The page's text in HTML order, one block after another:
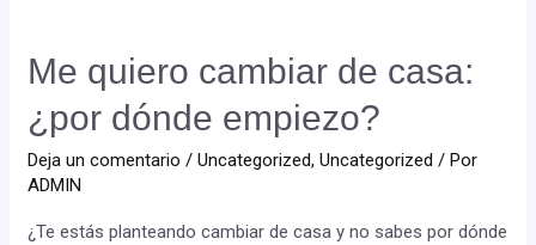
Me quiero cambiar de casa:
¿por dónde empiezo?
Deja un comentario /Uncategorized,Uncategorized / Por
ADMIN
¿Te estás planteando cambiar de casa y no sabes por dónde